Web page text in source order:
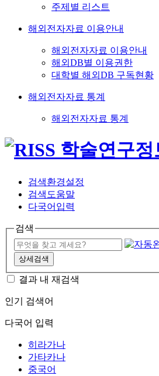
주제별 리스트
해외전자자료 이용안내
해외전자자료 이용안내
해외DB별 이용권한
대학별 해외DB 구독현황
해외전자자료 통계
해외전자자료 통계
검색환경설정
검색도움말
다국어입력
검색
상세검색
결과 내 재검색
인기 검색어
다국어 입력
히라가나
가타카나
중국어